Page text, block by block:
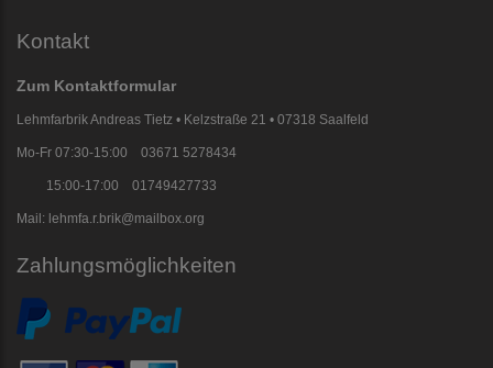
Kontakt
Zum Kontaktformular
Lehmfarbrik Andreas Tietz • Kelzstraße 21 • 07318 Saalfeld
Mo-Fr 07:30-15:00 03671 5278434
15:00-17:00 01749427733
Mail: lehmfa.r.brik@mailbox.org
Zahlungsmöglichkeiten